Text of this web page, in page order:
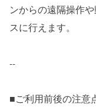
ンからの遠隔操作
スに行えます。
--
■ご利用前後の注意